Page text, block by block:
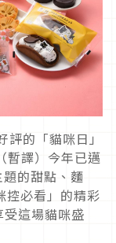
的「貓咪日」
暫譯）今年已邁
的甜點、麵
控必看」的精彩
這場貓咪盛